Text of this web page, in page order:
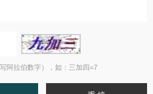
阿拉伯数字），如：三加四=7